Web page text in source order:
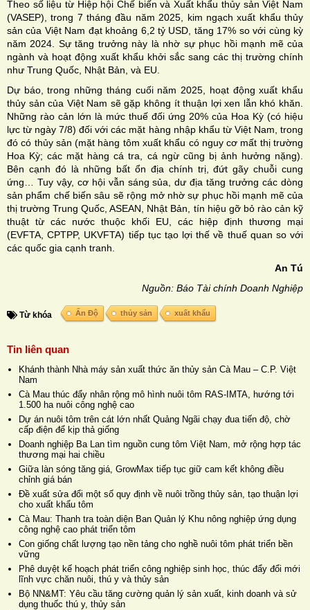
Theo số liệu từ Hiệp hội Chế biến và Xuất khẩu thủy sản Việt Nam
(VASEP), trong 7 tháng đầu năm 2025, kim ngạch xuất khẩu thủy
sản của Việt Nam đạt khoảng 6,2 tỷ USD, tăng 17% so với cùng kỳ
năm 2024. Sự tăng trưởng này là nhờ sự phục hồi mạnh mẽ của
ngành và hoạt động xuất khẩu khởi sắc sang các thị trường chính
như Trung Quốc, Nhật Bản, và EU.
Dự báo, trong những tháng cuối năm 2025, hoạt động xuất khẩu
thủy sản của Việt Nam sẽ gặp không ít thuận lợi xen lẫn khó khăn.
Những rào cản lớn là mức thuế đối ứng 20% của Hoa Kỳ (có hiệu
lực từ ngày 7/8) đối với các mặt hàng nhập khẩu từ Việt Nam, trong
đó có thủy sản (mặt hàng tôm xuất khẩu có nguy cơ mất thị trường
Hoa Kỳ; các mặt hàng cá tra, cá ngừ cũng bị ảnh hưởng nặng).
Bên cạnh đó là những bất ổn địa chính trị, đứt gãy chuỗi cung
ứng… Tuy vậy, cơ hội vẫn sáng sủa, dư địa tăng trưởng các dòng
sản phẩm chế biến sâu sẽ rộng mở nhờ sự phục hồi mạnh mẽ của
thị trường Trung Quốc, ASEAN, Nhật Bản, tín hiệu gỡ bỏ rào cản kỹ
thuật từ các nước thuộc khối EU, các hiệp định thương mại
(EVFTA, CPTPP, UKVFTA) tiếp tục tạo lợi thế về thuế quan so với
các quốc gia cạnh tranh.
An Tú
Nguồn: Báo Tài chính Doanh Nghiệp
Từ khóa Ấn Độ thủy sản xuất khẩu
Tin liên quan
Khánh thành Nhà máy sản xuất thức ăn thủy sản Cà Mau – C.P. Việt
Nam
Cà Mau thúc đẩy nhân rộng mô hình nuôi tôm RAS-IMTA, hướng tới
1.500 ha nuôi công nghệ cao
Dự án nuôi tôm trên cát lớn nhất Quảng Ngãi chạy đua tiến độ, chờ
cấp điện để kịp thả giống
Doanh nghiệp Ba Lan tìm nguồn cung tôm Việt Nam, mở rộng hợp tác
thương mại hai chiều
Giữa làn sóng tăng giá, GrowMax tiếp tục giữ cam kết không điều
chỉnh giá bán
Đề xuất sửa đổi một số quy định về nuôi trồng thủy sản, tạo thuận lợi
cho xuất khẩu tôm
Cà Mau: Thanh tra toàn diện Ban Quản lý Khu nông nghiệp ứng dụng
công nghệ cao phát triển tôm
Con giống chất lượng tạo nền tảng cho nghề nuôi tôm phát triển bền
vững
Phê duyệt kế hoạch phát triển công nghiệp sinh học, thúc đẩy đổi mới
lĩnh vực chăn nuôi, thú y và thủy sản
Bộ NN&MT: Yêu cầu tăng cường quản lý sản xuất, kinh doanh và sử
dụng thuốc thú y, thủy sản